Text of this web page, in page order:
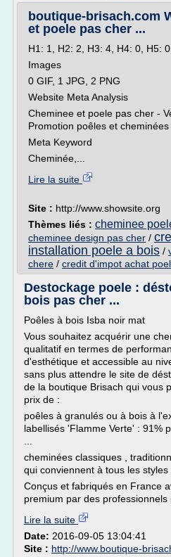
boutique-brisach.com
et poele pas cher ...
H1: 1, H2: 2, H3: 4, H4: 0, H5:
Images
0 GIF, 1 JPG, 2 PNG
Website Meta Analysis
Cheminee et poele pas cher -
Promotion poêles et cheminées
Meta Keyword
Cheminée,...
Lire la suite
Site : http://www.showsite.org
Thèmes liés : cheminee
cheminee design pas cher /
installation poele a bois /
chere / credit d'impot achat
Destockage poele :
bois pas cher ...
Poêles à bois Isba noir mat
Vous souhaitez acquérir une
qualitatif en termes de
d'esthétique et accessible au
sans plus attendre le site de
de la boutique Brisach qui vous
prix de :
poêles à granulés ou à bois à
labellisés 'Flamme Verte' : 91%
cheminées classiques ,
qui conviennent à tous les styles
Conçus et fabriqués en France
premium par des professionnels
Lire la suite
Date: 2016-09-05 13:04:41
Site : http://www.boutique-